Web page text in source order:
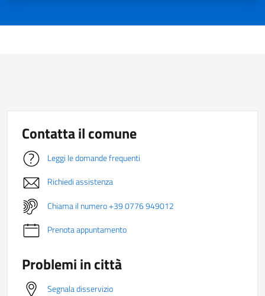
Contatta il comune
Leggi le domande frequenti
Richiedi assistenza
Chiama il numero +39 0776 949012
Prenota appuntamento
Problemi in città
Segnala disservizio